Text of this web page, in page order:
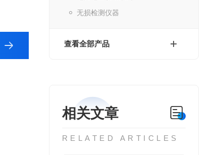
无损检测仪器
查看全部产品
相关文章
RELATED ARTICLES